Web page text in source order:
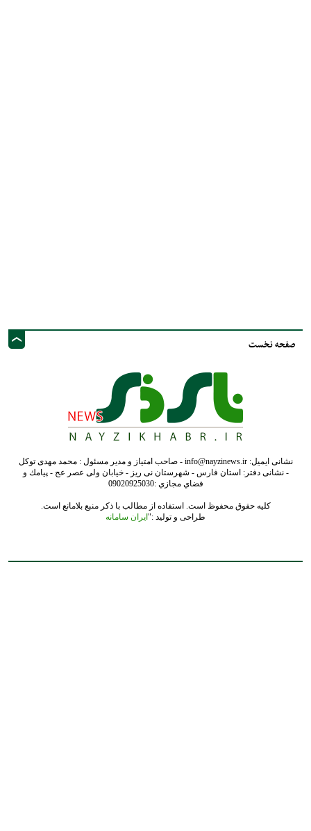
صفحه نخست
نشانی ایمیل: info@nayzinews.ir - صاحب امتیاز و مدیر مسئول : محمد مهدی توکل
- نشانی دفتر: استان فارس - شهرستان نی ریز - خیابان ولی عصر عج - پيامك و
فضاي مجازي :09020925030
کلیه حقوق محفوظ است. استفاده از مطالب با ذکر منبع بلامانع است.
طراحی و تولید :" ایران سامانه